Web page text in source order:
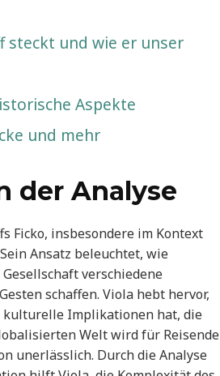
steckt und wie er unser
Aspekte
und mehr
der Analyse
Ficko, insbesondere im Kontext
Ansatz beleuchtet, wie
verschiedene
schaffen. Viola hebt hervor,
kulturelle Implikationen hat, die
Welt wird für Reisende
unerlässlich. Durch die Analyse